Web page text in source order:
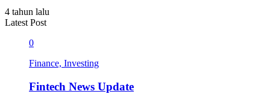
4 tahun lalu
Latest Post
0
Finance, Investing
Fintech News Update